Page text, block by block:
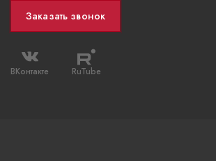
Заказать звонок
ВКонтакте RuTube